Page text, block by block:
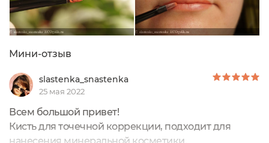
Мини-отзыв
slastenka_snastenka
25 мая 2022
Всем большой привет!
Кисть для точечной коррекции, подходит для